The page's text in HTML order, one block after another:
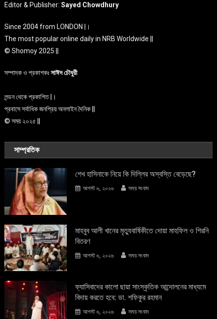
Editor & Publisher:Sayed Chowdhury
Since 2004 from LONDON |।
The most popular online daily in NRB Worldwide ||
© Shomoy 2025 ||
সম্পাদক ও প্রকাশকঃসাঈদ চৌধুরী
লন্ডন থেকে প্রকাশিত |।
প্রবাসে সর্বাধিক জনপ্রিয় অনলাইন দৈনিক ||
© সময় ২০২৫ ||
সাম্প্রতিক
শেখ হাসিনাকে নিয়ে কি দিল্লির অস্বস্তি বেড়েছে?
আগস্ট ৬, ২০২৬ সময় সংবাদ
মাহবুব আলী খানের মৃত্যুবার্ষিকীতে দোয়া মাহফিল ও শিরনি
বিতরণ
আগস্ট ৬, ২০২৬ সময় সংবাদ
ফ্যাসিবাদের কালো ছায়া সাংস্কৃতিক আন্দােলনের মাধ্যমে
বিদায় করতে হবে: ডা. শফিকুর রহমান
আগস্ট ৬, ২০২৬ সময় সংবাদ